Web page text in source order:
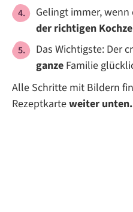
Gelingt immer,
der richtigen
Das Wichtigste: Der
ganze Familie
Alle Schritte mit Bildern
Rezeptkarteweiter unten.